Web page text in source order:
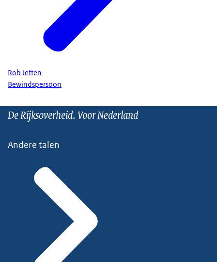
Rob Jetten
Bewindspersoon
De Rijksoverheid. Voor Nederland
Andere talen